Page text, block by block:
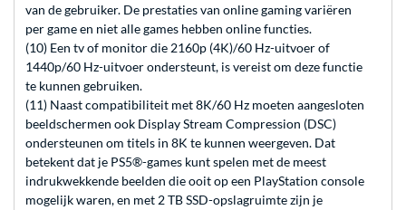
van de gebruiker. De prestaties van online gaming variëren
per game en niet alle games hebben online functies.
(10) Een tv of monitor die 2160p (4K)/60 Hz-uitvoer of
1440p/60 Hz-uitvoer ondersteunt, is vereist om deze functie
te kunnen gebruiken.
(11) Naast compatibiliteit met 8K/60 Hz moeten aangesloten
beeldschermen ook Display Stream Compression (DSC)
ondersteunen om titels in 8K te kunnen weergeven. Dat
betekent dat je PS5®-games kunt spelen met de meest
indrukwekkende beelden die ooit op een PlayStation console
mogelijk waren, en met 2 TB SSD-opslagruimte zijn je